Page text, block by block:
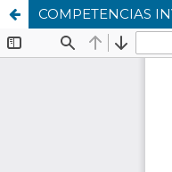
COMPETENCIAS